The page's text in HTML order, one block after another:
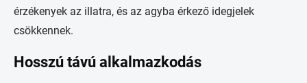
érzékenyek az illatra, és az agyba érkező idegjelek
csökkennek.
Hosszú távú alkalmazkodás